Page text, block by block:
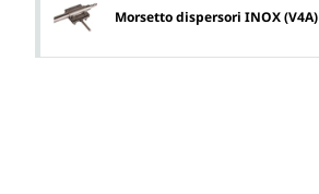
Morsetto dispersori INOX (V4A)